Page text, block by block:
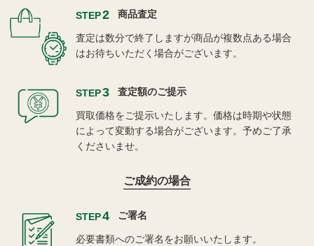
STEP2 商品査定
査定は数分で終了しますが商品が複数点ある場合
はお待ちいただく場合がございます。
STEP3 査定額のご提示
買取価格をご提示いたします。価格は時期や状態
によって変動する場合がございます。予めご了承
くださいませ。
ご成約の場合
STEP4 ご署名
必要書類へのご署名をお願いいたします。